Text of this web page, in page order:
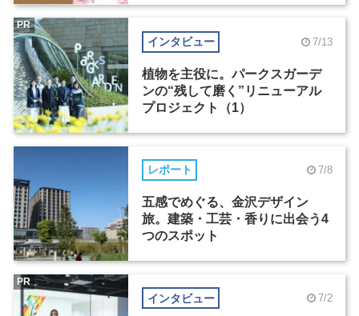
インタビュー 7/13
植物を主役に。パークスガーデ
ンの“残して磨く”リニューアル
プロジェクト（1）
PR
レポート 7/8
五感でめぐる、金沢デザイン
旅。建築・工芸・香りに出会う4
つのスポット
インタビュー 7/2
PR